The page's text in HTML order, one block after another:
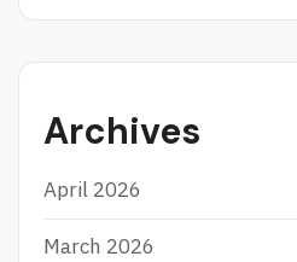
Archives
April 2026
March 2026